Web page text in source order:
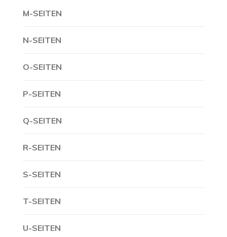
M-SEITEN
N-SEITEN
O-SEITEN
P-SEITEN
Q-SEITEN
R-SEITEN
S-SEITEN
T-SEITEN
U-SEITEN